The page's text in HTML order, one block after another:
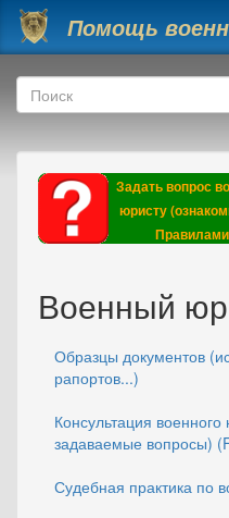
Перейти к основному
Помощь
Форма
Поиск
Задать вопрос
юристу
Военный
Образцы документов
рапортов...)
Консультация
задаваемые вопросы)
Судебная практика по